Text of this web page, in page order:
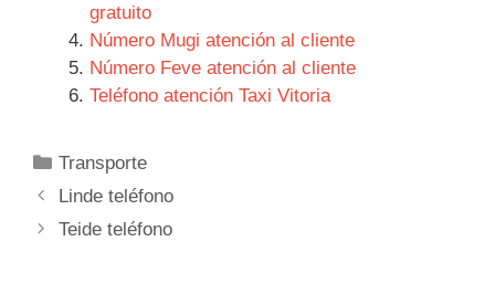
gratuito
Número Mugi atención al cliente
Número Feve atención al cliente
Teléfono atención Taxi Vitoria
Categorías
Transporte
Navegación
de
Linde teléfono
Teide teléfono